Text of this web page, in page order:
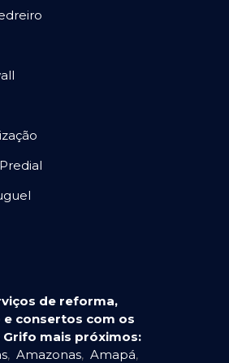
de reforma,
consertos com os
mais próximos:
, Amazonas, Amapá,